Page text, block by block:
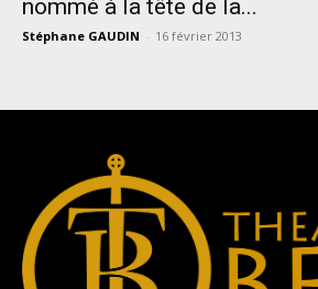
nommé à la tête de la...
Stéphane GAUDIN - 16 février 2013